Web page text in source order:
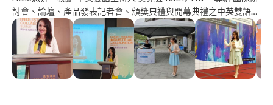
討會、論壇、產品發表記者會、頒獎典禮與開幕典禮之中英雙語主
持。 更多資訊 歡迎前往FB粉絲專頁參考及洽詢:
https://www.facebook.com/pg/KathyWubilingualhostemcee/posts/?
ref=page_internal 主持經歷: 前中華財經電視台-節目主持人 國立
自然科學博物館-中英解說及講座活動主持人 個人背景介紹: 東海大
學96年~99年 全校英文演講比賽 第一名 1~6歲在美國長大，擁有